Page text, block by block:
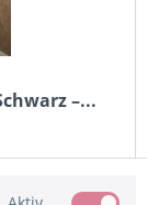
–...